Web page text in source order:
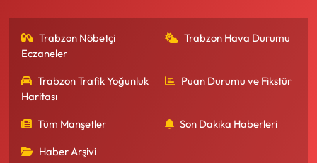
Trabzon Nöbetçi
Eczaneler
Trabzon Hava Durumu
Trabzon Trafik Yoğunluk
Haritası
Puan Durumu ve Fikstür
Tüm Manşetler Son Dakika Haberleri
Haber Arşivi